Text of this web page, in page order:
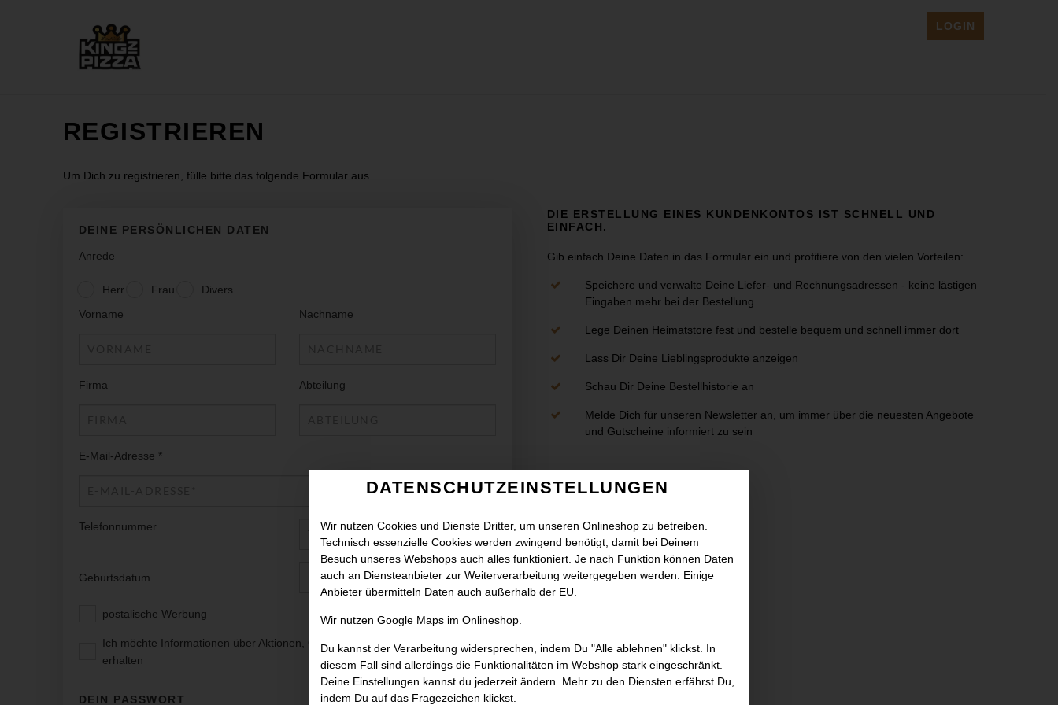
LOGIN
REGISTRIEREN
Um Dich zu registrieren, fülle bitte das folgende Formular aus.
DEINE PERSÖNLICHEN DATEN
Anrede
Herr Frau
Divers
Vorname
Nachname
Firma Abteilung
E-Mail-Adresse *
Telefonnummer
Geburtsdatum
postalische Werbung
Ich möchte Informationen über Aktionen, Gutscheine und Coupons per E-Mail
erhalten
DEIN PASSWORT
DIE ERSTELLUNG EINES KUNDENKONTOS IST SCHNELL UND
EINFACH.
Gib einfach Deine Daten in das Formular ein und profitiere von den vielen Vorteilen:
Speichere und verwalte Deine Liefer- und Rechnungsadressen - keine lästigen
Eingaben mehr bei der Bestellung
Lege Deinen Heimatstore fest und bestelle bequem und schnell immer dort
Lass Dir Deine Lieblingsprodukte anzeigen
Schau Dir Deine Bestellhistorie an
Melde Dich für unseren Newsletter an, um immer über die neuesten Angebote
und Gutscheine informiert zu sein
DATENSCHUTZEINSTELLUNGEN
Wir nutzen Cookies und Dienste Dritter, um unseren Onlineshop zu betreiben.
Technisch essenzielle Cookies werden zwingend benötigt, damit bei Deinem
Besuch unseres Webshops auch alles funktioniert. Je nach Funktion können Daten
auch an Diensteanbieter zur Weiterverarbeitung weitergegeben werden. Einige
Anbieter übermitteln Daten auch außerhalb der EU.
Wir nutzen Google Maps im Onlineshop.
Du kannst der Verarbeitung widersprechen, indem Du "Alle ablehnen" klickst. In
diesem Fall sind allerdings die Funktionalitäten im Webshop stark eingeschränkt.
Deine Einstellungen kannst du jederzeit ändern. Mehr zu den Diensten erfährst Du,
indem Du auf das Fragezeichen klickst.